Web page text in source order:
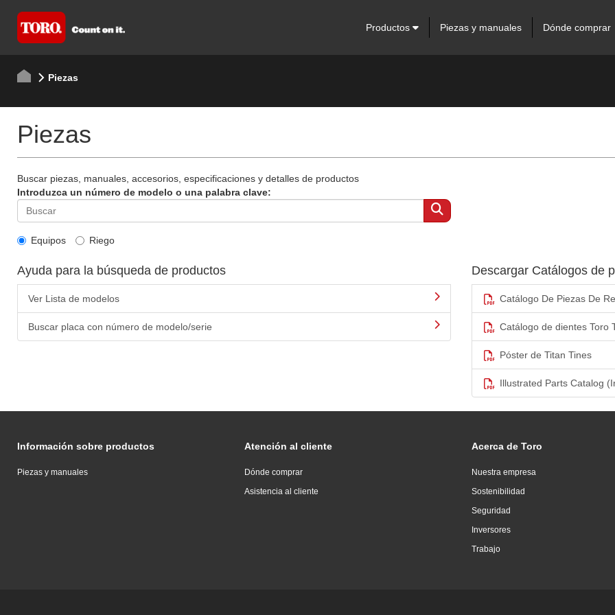
Productos Piezas y manuales Dónde comprar
Piezas
Piezas
Buscar piezas, manuales, accesorios, especificaciones y detalles de productos
Introduzca un número de modelo o una palabra clave:
Equipos Riego
Ayuda para la búsqueda de productos
Ver Lista de modelos
Buscar placa con número de modelo/serie
Descargar Catálogos de
Catálogo De Piezas De
Catálogo de dientes Toro
Póster de Titan Tines
Illustrated Parts Catalog
Información sobre productos
Piezas y manuales
Atención al cliente
Dónde comprar
Asistencia al cliente
Acerca de Toro
Nuestra empresa
Sostenibilidad
Seguridad
Inversores
Trabajo